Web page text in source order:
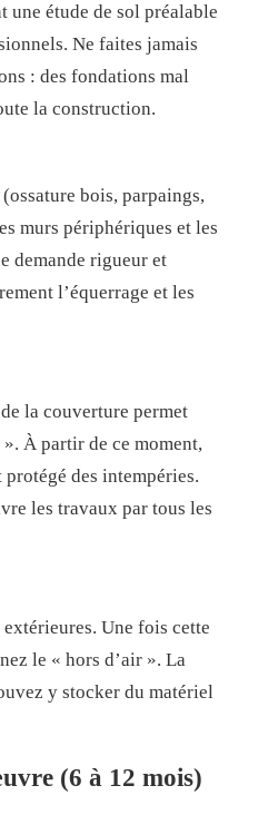
une étude de sol préalable
Ne faites jamais
: des fondations mal
la construction.
bois, parpaings,
murs périphériques et les
demande rigueur et
l’équerrage et les
la couverture permet
À partir de ce moment,
des intempéries.
les travaux par tous les
extérieures. Une fois cette
le « hors d’air ». La
y stocker du matériel
(6 à 12 mois)